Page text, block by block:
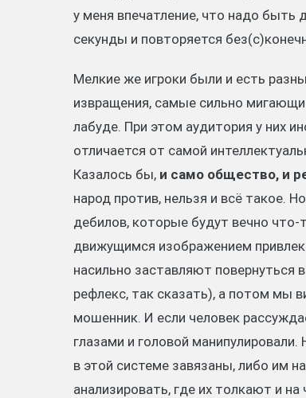
у меня впечатление, что надо
секунды и повторяется
Мелкие же игроки были и есть
извращения, самые сильно
лабуде. При этом аудитория у них
отличается от самой
Казалось бы, и само общество, и
народ против, нельзя и всё такое.
дебилов, которые будут вечно что-
движущимся изображением
насильно заставляют повернуться
рефлекс, так сказать), а потом мы
мошенник. И если человек
глазами и головой
в этой системе завязаны, либо им
анализировать, где их толкают и на